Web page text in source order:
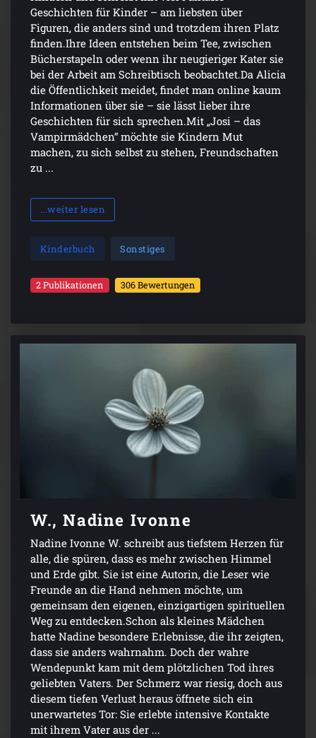
Geschichten für Kinder – am liebsten über
Figuren, die anders sind und trotzdem ihren Platz
finden.Ihre Ideen entstehen beim Tee, zwischen
Bücherstapeln oder wenn ihr neugieriger Kater sie
bei der Arbeit am Schreibtisch beobachtet.Da Alicia
die Öffentlichkeit meidet, findet man online kaum
Informationen über sie – sie lässt lieber ihre
Geschichten für sich sprechen.Mit „Josi – das
Vampirmädchen“ möchte sie Kindern Mut
machen, zu sich selbst zu stehen, Freundschaften
zu ...
...weiter lesen
Kinderbuch Sonstiges
2 Publikationen 306 Bewertungen
W., Nadine Ivonne
Nadine Ivonne W. schreibt aus tiefstem Herzen für
alle, die spüren, dass es mehr zwischen Himmel
und Erde gibt. Sie ist eine Autorin, die Leser wie
Freunde an die Hand nehmen möchte, um
gemeinsam den eigenen, einzigartigen spirituellen
Weg zu entdecken.Schon als kleines Mädchen
hatte Nadine besondere Erlebnisse, die ihr zeigten,
dass sie anders wahrnahm. Doch der wahre
Wendepunkt kam mit dem plötzlichen Tod ihres
geliebten Vaters. Der Schmerz war riesig, doch aus
diesem tiefen Verlust heraus öffnete sich ein
unerwartetes Tor: Sie erlebte intensive Kontakte
mit ihrem Vater aus der ...